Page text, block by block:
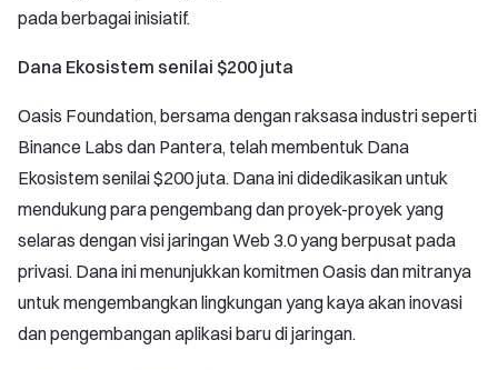
pada berbagai inisiatif.
Dana Ekosistem senilai $200 juta
Oasis Foundation, bersama dengan raksasa industri seperti
Binance Labs dan Pantera, telah membentuk Dana
Ekosistem senilai $200 juta. Dana ini didedikasikan untuk
mendukung para pengembang dan proyek-proyek yang
selaras dengan visi jaringan Web 3.0 yang berpusat pada
privasi. Dana ini menunjukkan komitmen Oasis dan mitranya
untuk mengembangkan lingkungan yang kaya akan inovasi
dan pengembangan aplikasi baru di jaringan.